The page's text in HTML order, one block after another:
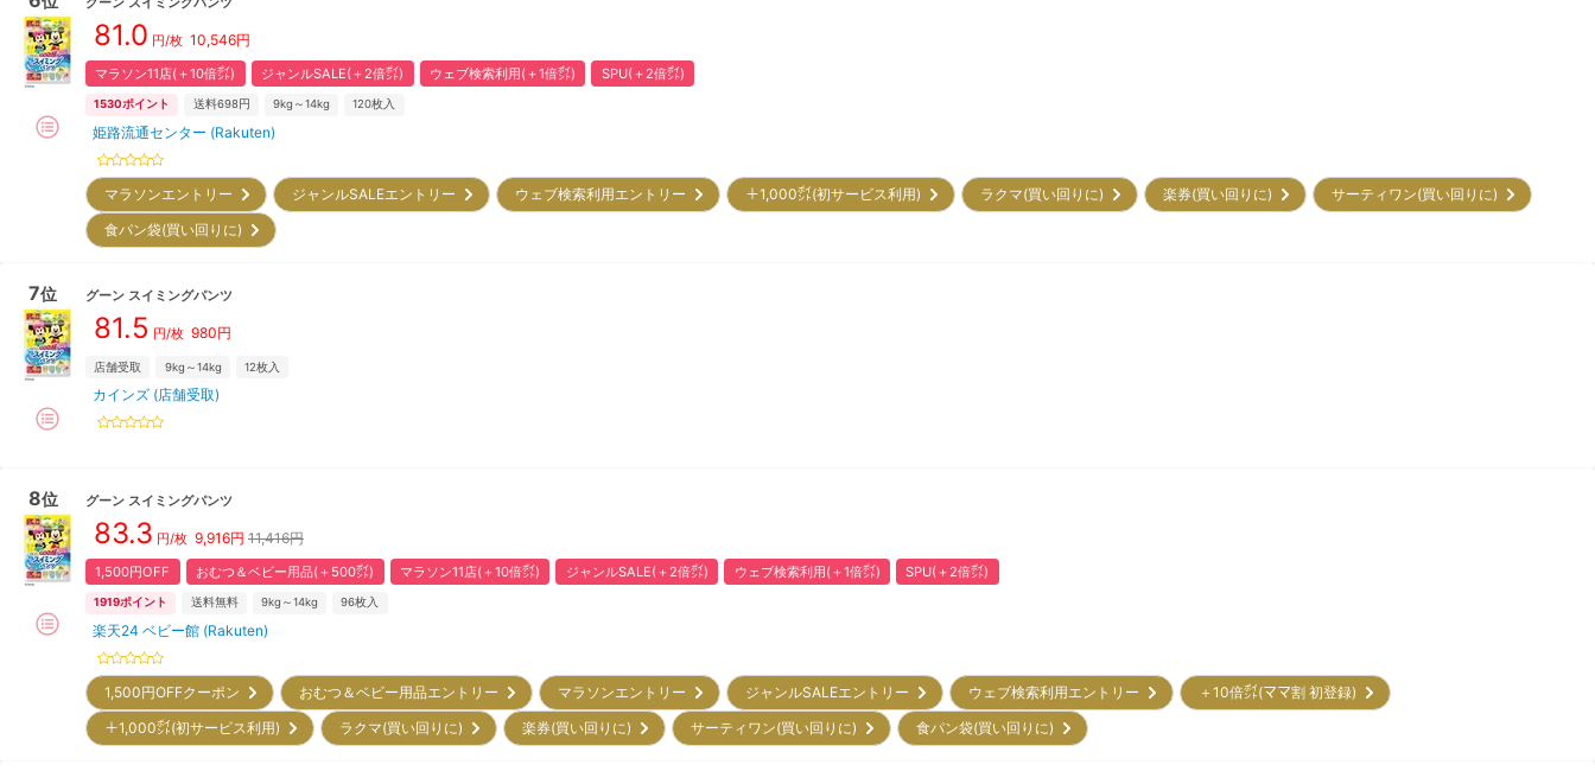
81.0 円/枚 10,546円
マラソン11店(＋10倍㌽) ジャンルSALE(＋2倍㌽) ウェブ検索利用(＋1倍㌽) SPU(＋2倍㌽)
1530ポイント 送料698円 9kg～14kg 120枚入
姫路流通センター (Rakuten)
マラソンエントリー ジャンルSALEエントリー ウェブ検索利用エントリー ＋1,000㌽(初サービス利用) ラクマ(買い回りに) 楽券(買い回りに)
サーティワン(買い回りに)
食パン袋(買い回りに)
7位 グーン スイミングパンツ
81.5 円/枚 980円
店舗受取 9kg～14kg 12枚入
カインズ (店舗受取)
8位 グーン スイミングパンツ
83.3 円/枚 9,916円 11,416円
1,500円OFF おむつ＆ベビー用品(＋500㌽) マラソン11店(＋10倍㌽) ジャンルSALE(＋2倍㌽) ウェブ検索利用(＋1倍㌽) SPU(＋2倍㌽)
1919ポイント 送料無料 9kg～14kg 96枚入
楽天24 ベビー館 (Rakuten)
1,500円OFFクーポン おむつ＆ベビー用品エントリー マラソンエントリー ジャンルSALEエントリー ウェブ検索利用エントリー
＋10倍㌽(ママ割 初登録)
＋1,000㌽(初サービス利用)
ラクマ(買い回りに) 楽券(買い回りに) サーティワン(買い回りに) 食パン袋(買い回りに)